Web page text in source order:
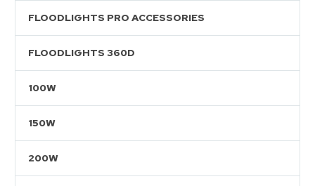
FLOODLIGHTS PRO ACCESSORIES
FLOODLIGHTS 360D
100W
150W
200W